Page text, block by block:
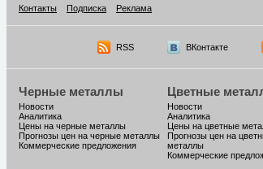
Контакты
Подписка Реклама
RSS ВКонтакте
Черные металлы
Новости
Аналитика
Цены на черные металлы
Прогнозы цен на черные металлы
Коммерческие предложения
Цветные
Новости
Аналитика
Цены на цветные
Прогнозы цен на
металлы
Коммерческие